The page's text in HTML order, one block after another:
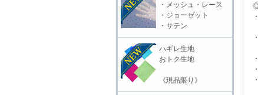
◎
・
・メッシュ・レース
・ジョーゼット
・サテン
ハギレ生地
おトク生地
《現品限り》